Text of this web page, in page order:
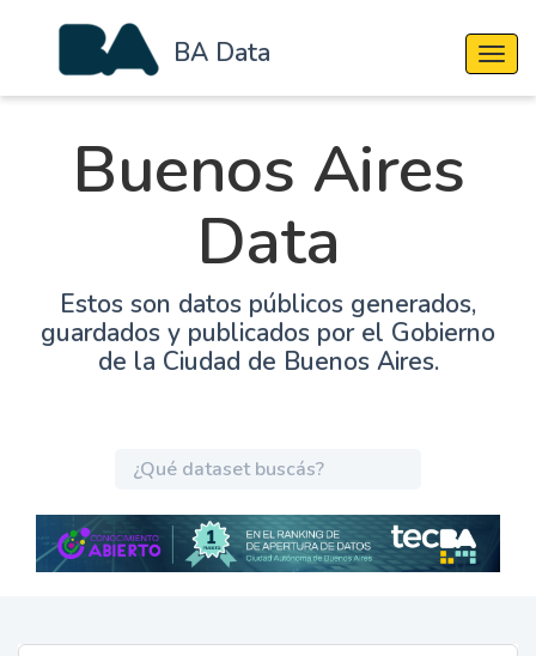
BA Data
Buenos Aires
Data
Estos son datos públicos generados,
guardados y publicados por el Gobierno
de la Ciudad de Buenos Aires.